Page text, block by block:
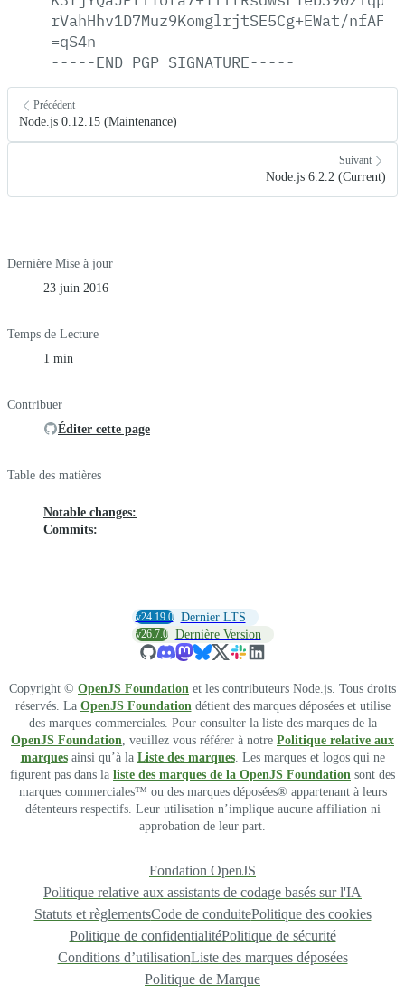
rVahHhv1D7Muz9KomglrjtSE5Cg+EWat/
=qS4n
-----END PGP SIGNATURE-----
Précédent
Node.js 0.12.15 (Maintenance)
Suivant
Node.js 6.2.2 (Current)
Dernière Mise à jour
23 juin 2016
Temps de Lecture
1 min
Contribuer
Éditer cette page
Table des matières
Notable changes:
Commits:
v24.19.0 Dernier LTS
v26.7.0 Dernière Version
Copyright © OpenJS Foundation et les contributeurs Node.js. Tous droits
réservés. La OpenJS Foundation détient des marques déposées et utilise
des marques commerciales. Pour consulter la liste des marques de la
OpenJS Foundation , veuillez vous référer à notre Politique relative aux
marquesainsi qu’à la Liste des marques. Les marques et logos qui ne
figurent pas dans la liste des marques de la OpenJS Foundation sont des
marques commerciales™ ou des marques déposées® appartenant à leurs
détenteurs respectifs. Leur utilisation n’implique aucune affiliation ni
approbation de leur part.
Fondation OpenJS
Politique relative aux assistants de codage basés sur l'IA
Statuts et règlementsCode de conduitePolitique des cookies
Politique de confidentialitéPolitique de sécurité
Conditions d’utilisationListe des marques déposées
Politique de Marque